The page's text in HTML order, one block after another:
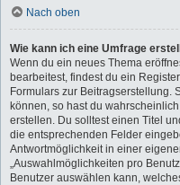
Nach oben
Wie kann ich eine Umfrage
Wenn du ein neues Thema
bearbeitest, findest du ein
Formulars zur Beitragserstellung.
können, so hast du
erstellen. Du solltest einen Titel
die entsprechenden Felder
Antwortmöglichkeit in einer
„Auswahlmöglichkeiten pro
Benutzer auswählen kann,